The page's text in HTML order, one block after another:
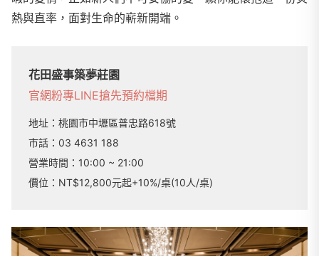
熱與直率，面對生命的嶄新開端。
花田盛事築夢莊園
官網粉專LINE搶先預約檔期
地址： 桃園市中壢區普忠路618號
市話： 03 4631 188
營業時間： 10:00 ~ 21:00
價位：NT$12,800元起+10%/桌(10人/桌)